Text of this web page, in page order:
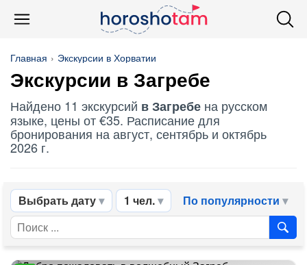
Главная Экскурсии в Хорватии
Экскурсии в Загребе
Найдено 11 экскурсий в Загребе на русском
языке, цены от €35. Расписание для
бронирования на август, сентябрь и октябрь
2026 г.
Выбрать дату 1 чел. По популярности